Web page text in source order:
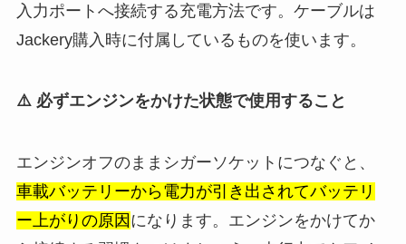
入力ポートへ接続する充電方法です。ケーブルは
Jackery購入時に付属しているものを使います。
⚠️ 必ずエンジンをかけた状態で使用すること
エンジンオフのままシガーソケットにつなぐと、
車載バッテリーから電力が引き出されてバッテリ
ー上がりの原因 になります。エンジンをかけてか